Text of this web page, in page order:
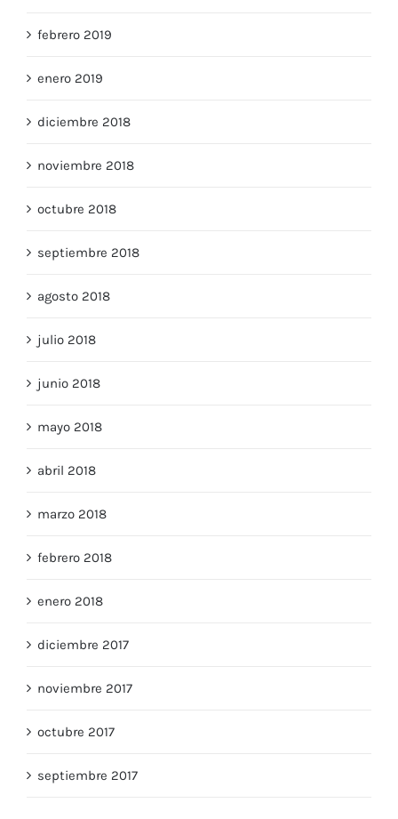
febrero 2019
enero 2019
diciembre 2018
noviembre 2018
octubre 2018
septiembre 2018
agosto 2018
julio 2018
junio 2018
mayo 2018
abril 2018
marzo 2018
febrero 2018
enero 2018
diciembre 2017
noviembre 2017
octubre 2017
septiembre 2017